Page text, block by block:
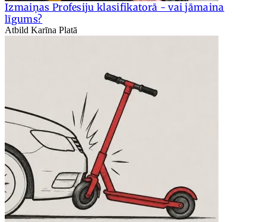
Izmaiņas Profesiju klasifikatorā - vai jāmaina
līgums?
Atbild Karīna Platā